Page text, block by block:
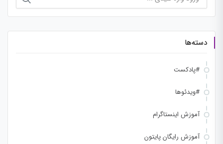
برای:
دسته‌ها
#پادکست
#ویدئوها
آموزش اینستاگرام
آموزش رایگان پایتون